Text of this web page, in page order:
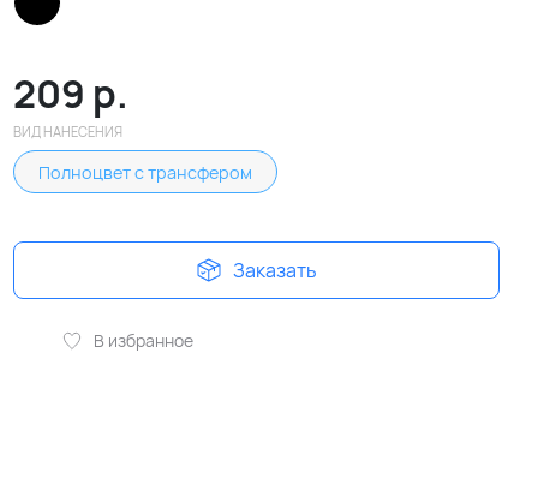
209 р.
ВИД НАНЕСЕНИЯ
Полноцвет с трансфером
Заказать
В избранное